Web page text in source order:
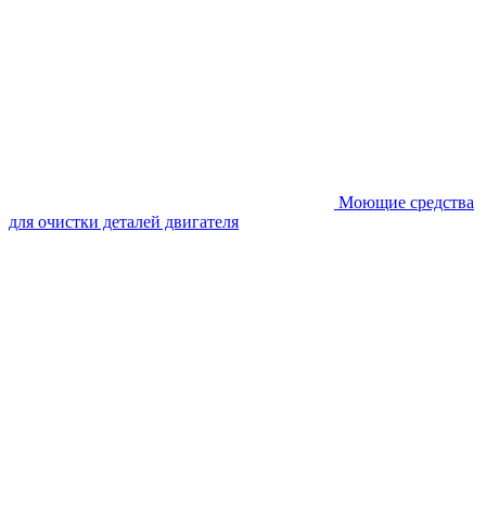
Моющие средства
для очистки деталей двигателя